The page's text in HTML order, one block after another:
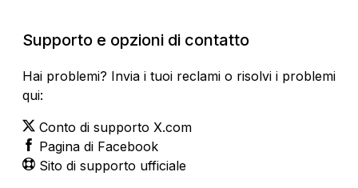
Supporto e opzioni di contatto
Hai problemi? Invia i tuoi reclami o risolvi i problemi
qui:
Conto di supporto X.com
Pagina di Facebook
Sito di supporto ufficiale